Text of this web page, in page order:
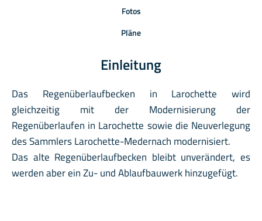
Fotos
Pläne
Einleitung
Das Regenüberlaufbecken in Larochette wird
gleichzeitig mit der Modernisierung der
Regenüberlaufen in Larochette sowie die Neuverlegung
des Sammlers Larochette-Medernach modernisiert.
Das alte Regenüberlaufbecken bleibt unverändert, es
werden aber ein Zu- und Ablaufbauwerk hinzugefügt.